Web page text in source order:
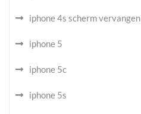
iphone 4s scherm vervangen
iphone 5
iphone 5c
iphone 5s